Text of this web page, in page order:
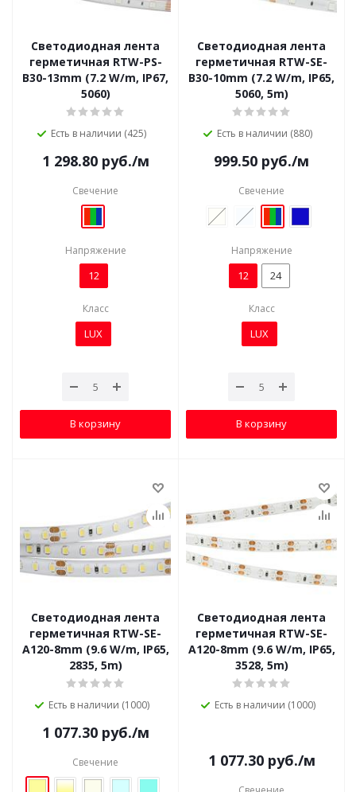
Светодиодная лента
герметичная RTW-PS-
B30-13mm (7.2 W/m, IP67,
5060)
Есть в наличии (425)
1 298.80руб./м
Свечение
Напряжение
12
Класс
LUX
В корзину
Светодиодная лента
герметичная RTW-SE-
B30-10mm (7.2 W/m, IP65,
5060, 5m)
Есть в наличии (880)
999.50 руб./м
Свечение
Напряжение
12 24
Класс
LUX
В корзину
Светодиодная лента
герметичная RTW-SE-
A120-8mm (9.6 W/m, IP65,
2835, 5m)
Есть в наличии (1000)
1 077.30руб./м
Свечение
Светодиодная лента
герметичная RTW-SE-
A120-8mm (9.6 W/m, IP65,
3528, 5m)
Есть в наличии (1000)
1 077.30руб./м